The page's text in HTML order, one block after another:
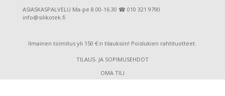
ASIASKASPALVELU Ma-pe 8.00-16.30 ☎ 010 321 9790
info@silikotek.fi
Ilmainen toimitus yli 150 €:n tilauksiin! Poislukien rahtituotteet.
TILAUS- JA SOPIMUSEHDOT
OMA TILI